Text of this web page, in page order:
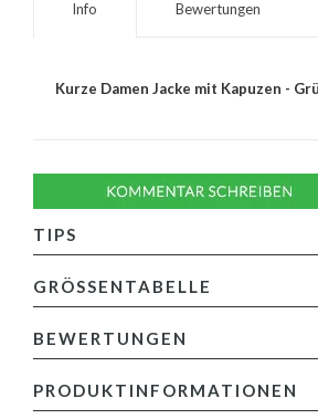
Info Bewertungen
Kurze Damen Jacke mit Kapuzen -
TIPS
GRÖSSENTABELLE
BEWERTUNGEN
hinzufügen
PRODUKTINFORMATIONEN